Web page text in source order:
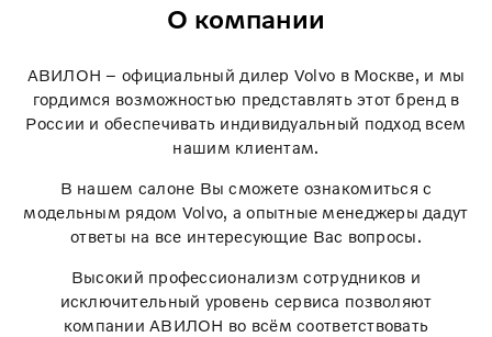
О компании
АВИЛОН – официальный дилер Volvo в Москве, и мы
гордимся возможностью представлять этот бренд в
России и обеспечивать индивидуальный подход всем
нашим клиентам.
В нашем салоне Вы сможете ознакомиться с
модельным рядом Volvo, а опытные менеджеры дадут
ответы на все интересующие Вас вопросы.
Высокий профессионализм сотрудников и
исключительный уровень сервиса позволяют
компании АВИЛОН во всём соответствовать